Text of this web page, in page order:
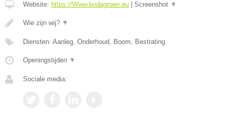
Website: https://Www.bodagroen.eu Screenshot ▼
Wie zijn wij? ▼
Diensten: Aanleg, Onderhoud, Boom, Bestrating
Openingstijden ▼
Sociale media: